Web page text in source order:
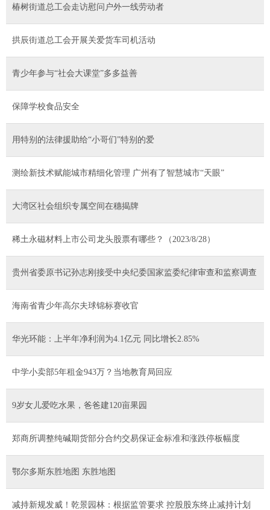
椿树街道总工会走访慰问户外一线劳动者
拱辰街道总工会开展关爱货车司机活动
青少年参与“社会大课堂”多多益善
保障学校食品安全
用特别的法律援助给“小哥们”特别的爱
测绘新技术赋能城市精细化管理 广州有了智慧城市“天眼”
大湾区社会组织专属空间在穗揭牌
稀土永磁材料上市公司龙头股票有哪些？（2023/8/28）
贵州省委原书记孙志刚接受中央纪委国家监委纪律审查和监察调查
海南省青少年高尔夫球锦标赛收官
华光环能：上半年净利润为4.1亿元 同比增长2.85%
中学小卖部5年租金943万？当地教育局回应
9岁女儿爱吃水果，爸爸建120亩果园
郑商所调整纯碱期货部分合约交易保证金标准和涨跌停板幅度
鄂尔多斯东胜地图 东胜地图
减持新规发威！乾景园林：根据监管要求 控股股东终止减持计划